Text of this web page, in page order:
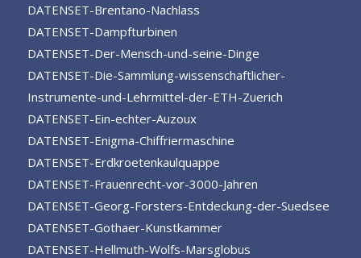
DATENSET-Brentano-Nachlass
DATENSET-Dampfturbinen
DATENSET-Der-Mensch-und-seine-Dinge
DATENSET-Die-Sammlung-wissenschaftlicher-
Instrumente-und-Lehrmittel-der-ETH-Zuerich
DATENSET-Ein-echter-Auzoux
DATENSET-Enigma-Chiffriermaschine
DATENSET-Erdkroetenkaulquappe
DATENSET-Frauenrecht-vor-3000-Jahren
DATENSET-Georg-Forsters-Entdeckung-der-Suedsee
DATENSET-Gothaer-Kunstkammer
DATENSET-Hellmuth-Wolfs-Marsglobus